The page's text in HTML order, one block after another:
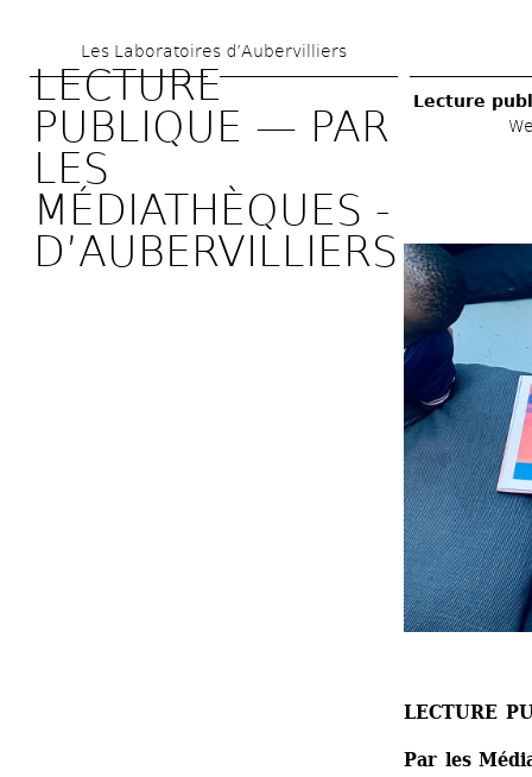
to
main
content
Les Laboratoires d’Aubervilliers
LECTURE
PUBLIQUE — PAR
LES
MÉDIATHÈQUES ­
D’AUBERVILLIERS
Lecture
LECTURE
Par les